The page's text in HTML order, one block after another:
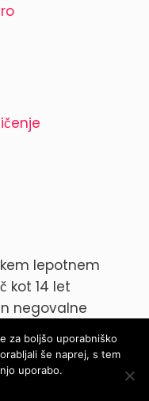
lepotnem
kot 14 let
negovalne
za boljšo uporabniško
še naprej, s tem
uporabo.